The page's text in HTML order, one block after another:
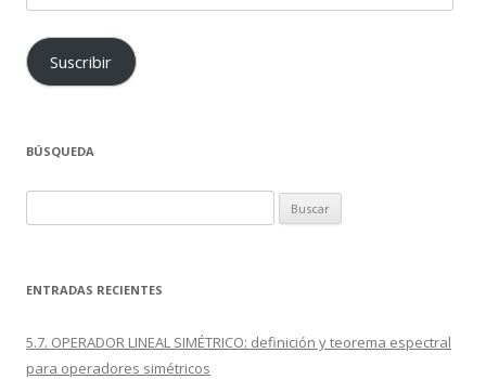
electrónico
Suscribir
BÚSQUEDA
ENTRADAS RECIENTES
5.7. OPERADOR LINEAL SIMÉTRICO: definición y teorema espectral
para operadores simétricos